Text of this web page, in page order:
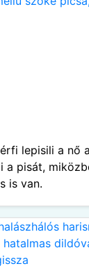
lepisili a nő
a pisát,
is van.